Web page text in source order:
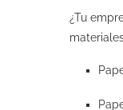
¿Tu